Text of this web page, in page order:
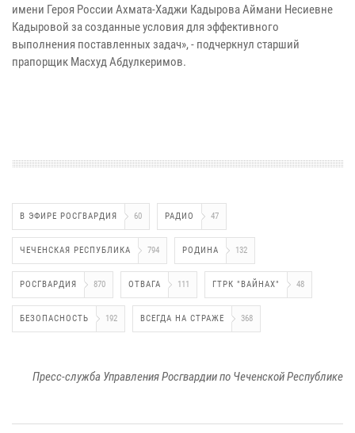
имени Героя России Ахмата-Хаджи Кадырова Аймани Несиевне
Кадыровой за созданные условия для эффективного
выполнения поставленных задач», - подчеркнул старший
прапорщик Масхуд Абдулкеримов.
В ЭФИРЕ РОСГВАРДИЯ 60 РАДИО 47
ЧЕЧЕНСКАЯ РЕСПУБЛИКА 794 РОДИНА 132
РОСГВАРДИЯ 870 ОТВАГА 111 ГТРК "ВАЙНАХ" 48
БЕЗОПАСНОСТЬ 192 ВСЕГДА НА СТРАЖЕ 368
Пресс-служба Управления Росгвардии по Чеченской Республике